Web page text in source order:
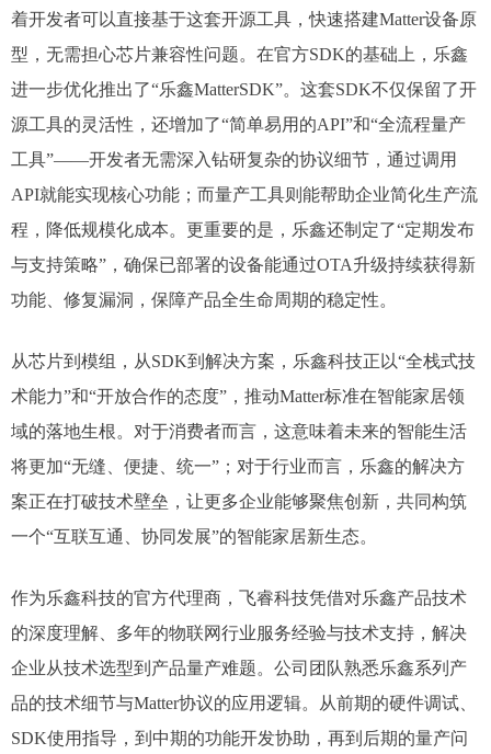
着开发者可以直接基于这套开源工具，快速搭建Matter设备原
型，无需担心芯片兼容性问题。在官方SDK的基础上，乐鑫
进一步优化推出了“乐鑫MatterSDK”。这套SDK不仅保留了开
源工具的灵活性，还增加了“简单易用的API”和“全流程量产
工具”——开发者无需深入钻研复杂的协议细节，通过调用
API就能实现核心功能；而量产工具则能帮助企业简化生产流
程，降低规模化成本。更重要的是，乐鑫还制定了“定期发布
与支持策略”，确保已部署的设备能通过OTA升级持续获得新
功能、修复漏洞，保障产品全生命周期的稳定性。​
从芯片到模组，从SDK到解决方案，乐鑫科技正以“全栈式技
术能力”和“开放合作的态度”，推动Matter标准在智能家居领
域的落地生根。对于消费者而言，这意味着未来的智能生活
将更加“无缝、便捷、统一”；对于行业而言，乐鑫的解决方
案正在打破技术壁垒，让更多企业能够聚焦创新，共同构筑
一个“互联互通、协同发展”的智能家居新生态。​
作为乐鑫科技的官方代理商，飞睿科技凭借对乐鑫产品技术
的深度理解、多年的物联网行业服务经验与技术支持，解决
企业从技术选型到产品量产难题。​公司团队熟悉乐鑫系列产
品的技术细节与Matter协议的应用逻辑。从前期的硬件调试、
SDK使用指导，到中期的功能开发协助，再到后期的量产问